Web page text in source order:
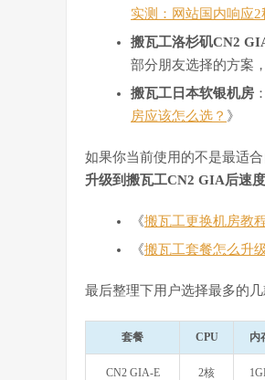
实测：网站国内响应
搬瓦工洛杉矶CN2
部分朋友选择的方案
搬瓦工日本软银机房
房应该怎么选？ 》
如果你当前使用的不是最适
升级到搬瓦工CN2 GIA后速
《搬瓦工更换机房教
《搬瓦工套餐怎么升
最后整理下用户选择最多的几
套餐 CPU 内
CN2 GIA-E 2核